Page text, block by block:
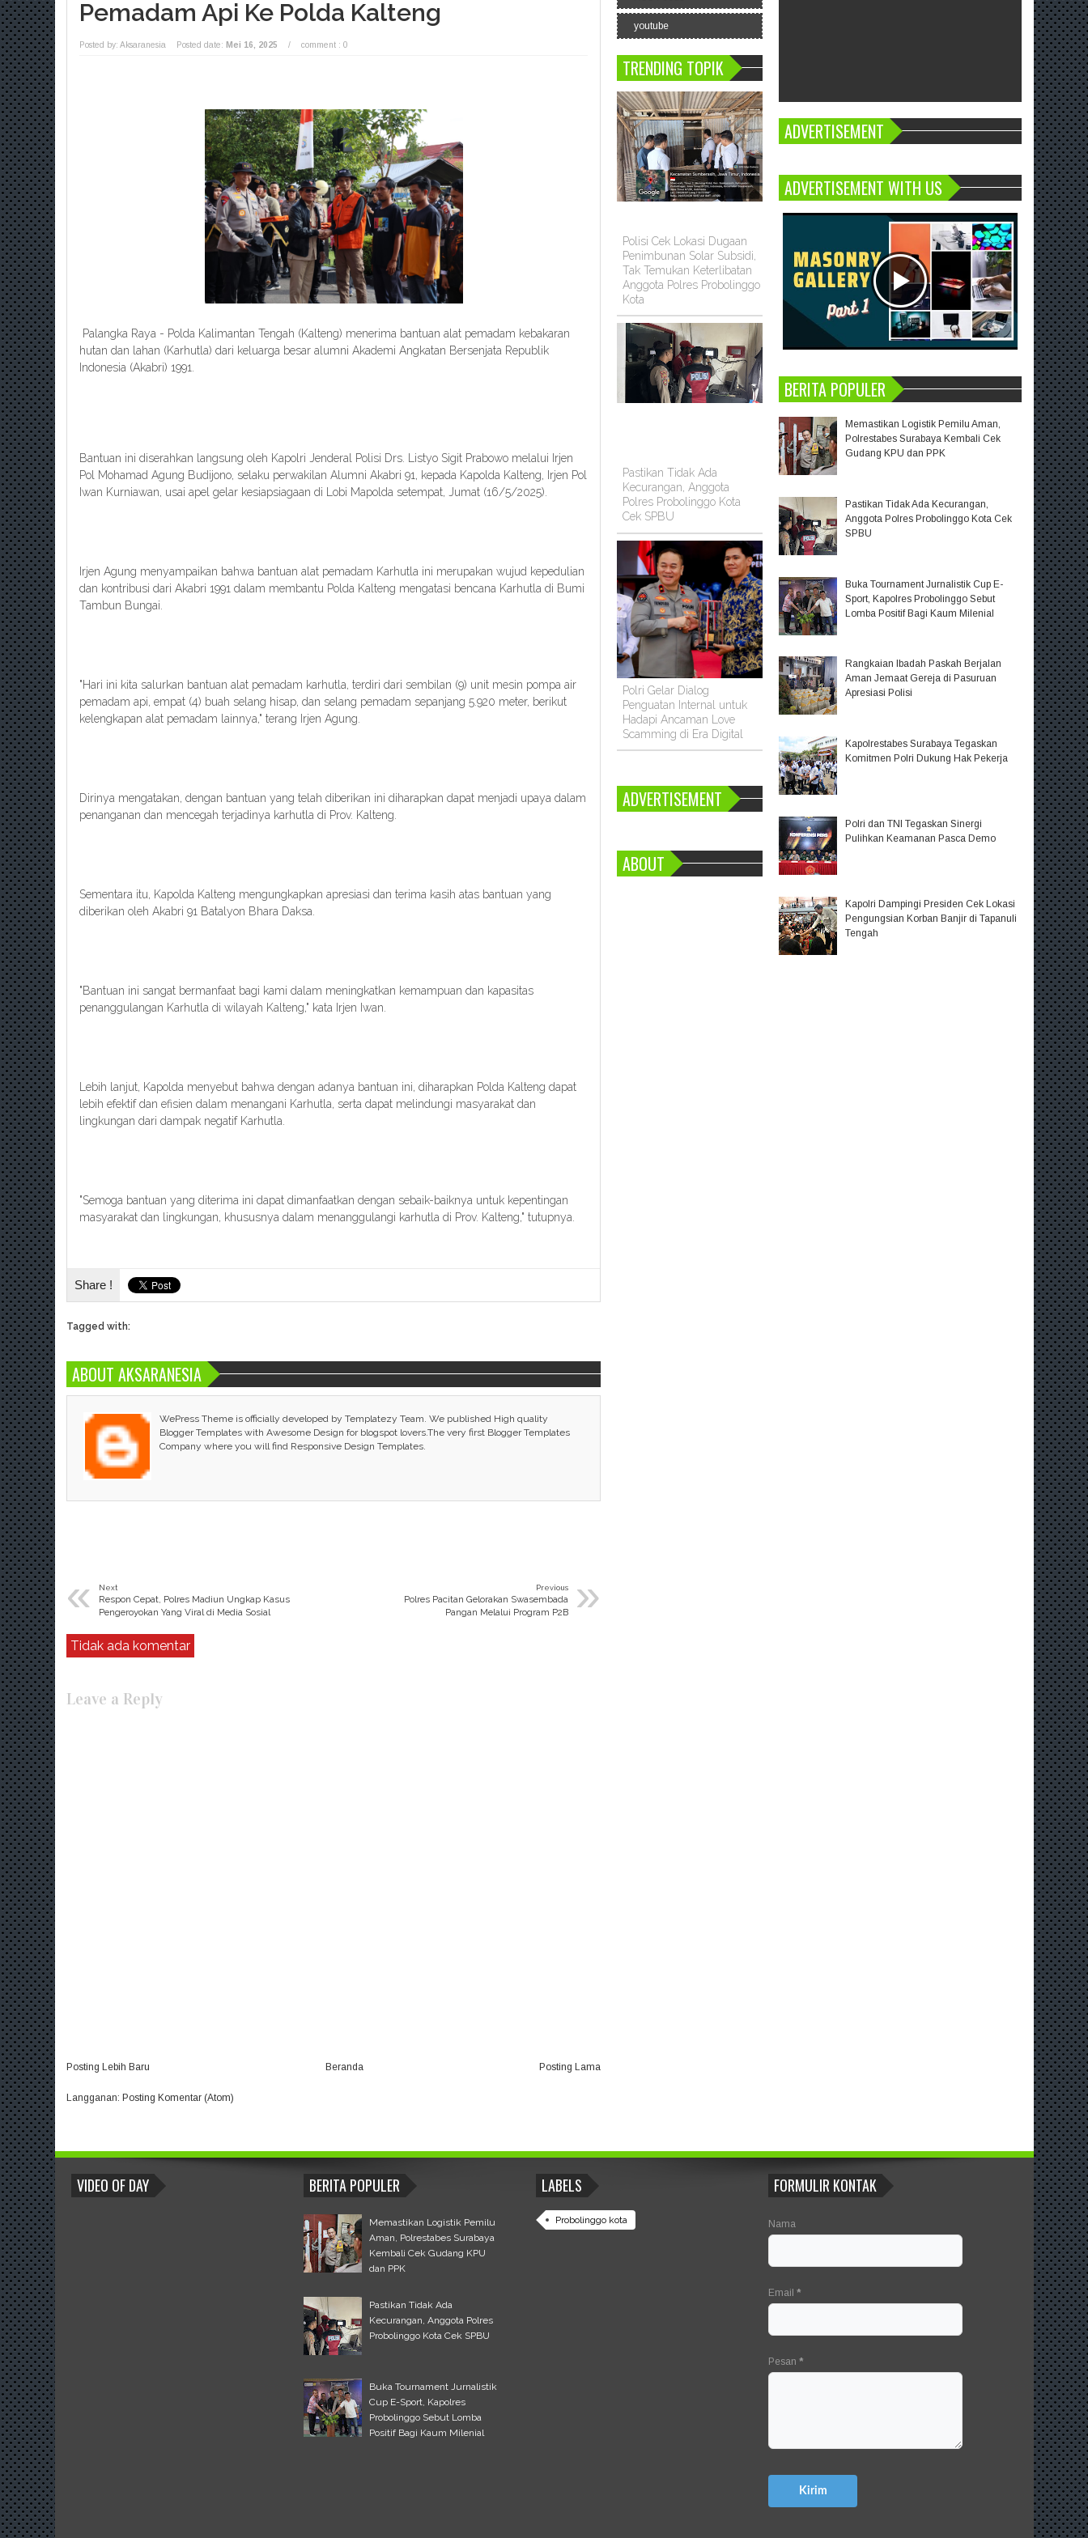
Pemadam Api Ke Polda Kalteng
Posted by: Aksaranesia Posted date: Mei 16, 2025 / comment : 0
Palangka Raya - Polda Kalimantan Tengah (Kalteng) menerima bantuan alat pemadam kebakaran
hutan dan lahan (Karhutla) dari keluarga besar alumni Akademi Angkatan Bersenjata Republik
Indonesia (Akabri) 1991.
Bantuan ini diserahkan langsung oleh Kapolri Jenderal Polisi Drs. Listyo Sigit Prabowo melalui Irjen
Pol Mohamad Agung Budijono, selaku perwakilan Alumni Akabri 91, kepada Kapolda Kalteng, Irjen Pol
Iwan Kurniawan, usai apel gelar kesiapsiagaan di Lobi Mapolda setempat, Jumat (16/5/2025).
Irjen Agung menyampaikan bahwa bantuan alat pemadam Karhutla ini merupakan wujud kepedulian
dan kontribusi dari Akabri 1991 dalam membantu Polda Kalteng mengatasi bencana Karhutla di Bumi
Tambun Bungai.
"Hari ini kita salurkan bantuan alat pemadam karhutla, terdiri dari sembilan (9) unit mesin pompa air
pemadam api, empat (4) buah selang hisap, dan selang pemadam sepanjang 5.920 meter, berikut
kelengkapan alat pemadam lainnya," terang Irjen Agung.
Dirinya mengatakan, dengan bantuan yang telah diberikan ini diharapkan dapat menjadi upaya dalam
penanganan dan mencegah terjadinya karhutla di Prov. Kalteng.
Sementara itu, Kapolda Kalteng mengungkapkan apresiasi dan terima kasih atas bantuan yang
diberikan oleh Akabri 91 Batalyon Bhara Daksa.
"Bantuan ini sangat bermanfaat bagi kami dalam meningkatkan kemampuan dan kapasitas
penanggulangan Karhutla di wilayah Kalteng," kata Irjen Iwan.
Lebih lanjut, Kapolda menyebut bahwa dengan adanya bantuan ini, diharapkan Polda Kalteng dapat
lebih efektif dan efisien dalam menangani Karhutla, serta dapat melindungi masyarakat dan
lingkungan dari dampak negatif Karhutla.
"Semoga bantuan yang diterima ini dapat dimanfaatkan dengan sebaik-baiknya untuk kepentingan
masyarakat dan lingkungan, khususnya dalam menanggulangi karhutla di Prov. Kalteng," tutupnya.
Share !
Tagged with:
ABOUT AKSARANESIA
WePress Theme is officially developed by Templatezy Team. We published High quality
Blogger Templates with Awesome Design for blogspot lovers.The very first Blogger Templates
Company where you will find Responsive Design Templates.
« Next
Respon Cepat, Polres Madiun Ungkap Kasus
Pengeroyokan Yang Viral di Media Sosial
»
Previous
Polres Pacitan Gelorakan Swasembada
Pangan Melalui Program P2B
Tidak ada komentar
Leave a Reply
Posting Lebih Baru Posting Lama
Beranda
Langganan: Posting Komentar (Atom)
youtube
TRENDING TOPIK
Polisi Cek Lokasi Dugaan
Penimbunan Solar Subsidi,
Tak Temukan Keterlibatan
Anggota Polres Probolinggo
Kota
Pastikan Tidak Ada
Kecurangan, Anggota
Polres Probolinggo Kota
Cek SPBU
Polri Gelar Dialog
Penguatan Internal untuk
Hadapi Ancaman Love
Scamming di Era Digital
ADVERTISEMENT
ABOUT
ADVERTISEMENT
ADVERTISEMENT WITH US
BERITA POPULER
Memastikan Logistik Pemilu Aman,
Polrestabes Surabaya Kembali Cek
Gudang KPU dan PPK
Pastikan Tidak Ada Kecurangan,
Anggota Polres Probolinggo Kota Cek
SPBU
Buka Tournament Jurnalistik Cup E-
Sport, Kapolres Probolinggo Sebut
Lomba Positif Bagi Kaum Milenial
Rangkaian Ibadah Paskah Berjalan
Aman Jemaat Gereja di Pasuruan
Apresiasi Polisi
Kapolrestabes Surabaya Tegaskan
Komitmen Polri Dukung Hak Pekerja
Polri dan TNI Tegaskan Sinergi
Pulihkan Keamanan Pasca Demo
Kapolri Dampingi Presiden Cek Lokasi
Pengungsian Korban Banjir di Tapanuli
Tengah
BLOGROLL
VIDEO OF DAY BERITA POPULER
Memastikan Logistik Pemilu
Aman, Polrestabes Surabaya
Kembali Cek Gudang KPU
dan PPK
Pastikan Tidak Ada
Kecurangan, Anggota Polres
Probolinggo Kota Cek SPBU
Buka Tournament Jurnalistik
Cup E-Sport, Kapolres
Probolinggo Sebut Lomba
Positif Bagi Kaum Milenial
LABELS
Probolinggo kota
FORMULIR KONTAK
Nama
Email*
Pesan*